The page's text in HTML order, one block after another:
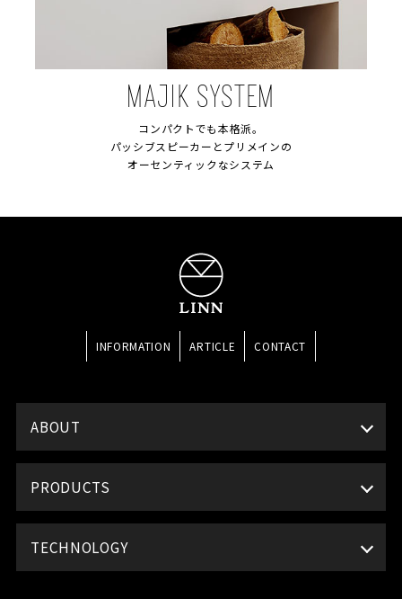
MAJIK SYSTEM
コンパクトでも本格派。
パッシブスピーカーとプリメインの
オーセンティックなシステム
INFORMATION ARTICLE CONTACT
ABOUT
PRODUCTS
TECHNOLOGY